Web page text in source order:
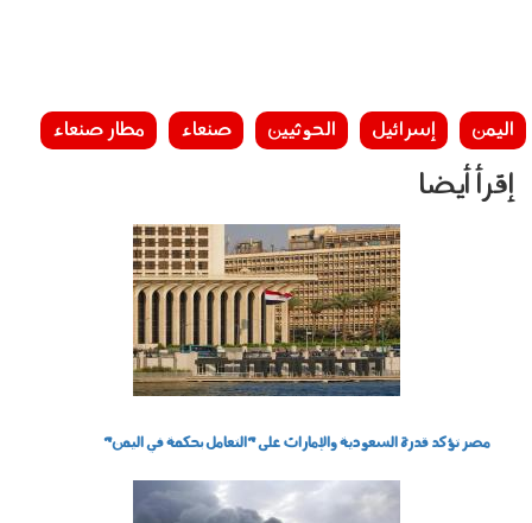
اليمن إسرائيل الحوثيين صنعاء مطار صنعاء
إقرأ أيضا
مصر تؤكد قدرة السعودية والإمارات على "التعامل بحكمة في اليمن"